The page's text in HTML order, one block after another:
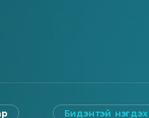
Бидэнтэй нэгдэх